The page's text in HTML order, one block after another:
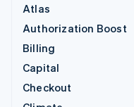
Atlas
Authorization Boost
Billing
Capital
Checkout